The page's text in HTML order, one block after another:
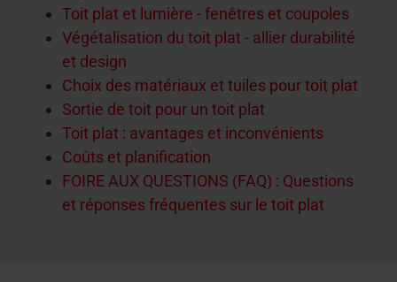
Toit plat et lumière - fenêtres et coupoles
Végétalisation du toit plat - allier durabilité
et design
Choix des matériaux et tuiles pour toit plat
Sortie de toit pour un toit plat
Toit plat : avantages et inconvénients
Coûts et planification
FOIRE AUX QUESTIONS (FAQ) : Questions
et réponses fréquentes sur le toit plat